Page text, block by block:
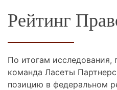
Рейтинг
По итогам исследования,
команда Ласеты
позицию в федеральном